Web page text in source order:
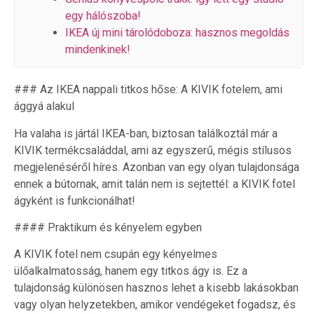
egy hálószoba!
IKEA új mini tárolódoboza: hasznos megoldás
mindenkinek!
### Az IKEA nappali titkos hőse: A KIVIK fotelem, ami
ággyá alakul
Ha valaha is jártál IKEA-ban, biztosan találkoztál már a
KIVIK termékcsaláddal, ami az egyszerű, mégis stílusos
megjelenéséről híres. Azonban van egy olyan tulajdonsága
ennek a bútornak, amit talán nem is sejtettél: a KIVIK fotel
ágyként is funkcionálhat!
#### Praktikum és kényelem egyben
A KIVIK fotel nem csupán egy kényelmes
ülőalkalmatosság, hanem egy titkos ágy is. Ez a
tulajdonság különösen hasznos lehet a kisebb lakásokban
vagy olyan helyzetekben, amikor vendégeket fogadsz, és